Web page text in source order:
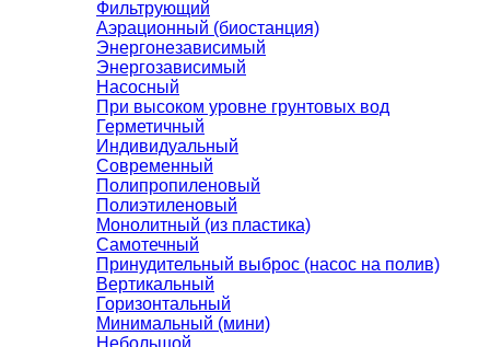
Фильтрующий
Аэрационный (биостанция)
Энергонезависимый
Энергозависимый
Насосный
При высоком уровне грунтовых вод
Герметичный
Индивидуальный
Современный
Полипропиленовый
Полиэтиленовый
Монолитный (из пластика)
Самотечный
Принудительный выброс (насос на полив)
Вертикальный
Горизонтальный
Минимальный (мини)
Небольшой